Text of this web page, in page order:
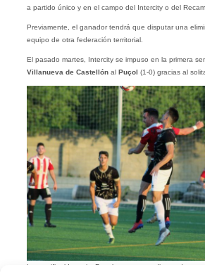
a partido único y en el campo del Intercity o del
Previamente, el ganador tendrá que disputar una
equipo de otra federación territorial.
El pasado martes, Intercity se impuso en la primera
Villanueva de Castellónal Puçol (1-0) gracias al
La semifinal Intercity-Puçol estuvo muy disputada.